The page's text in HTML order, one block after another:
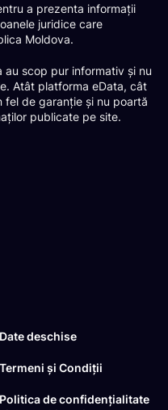
a prezenta informații
juridice care
Moldova.
scop pur informativ și nu
Atât platforma eData, cât
fel de garanție și nu poartă
publicate pe site.
Date deschise
Termeni și Condiții
Politica de confidențialitate